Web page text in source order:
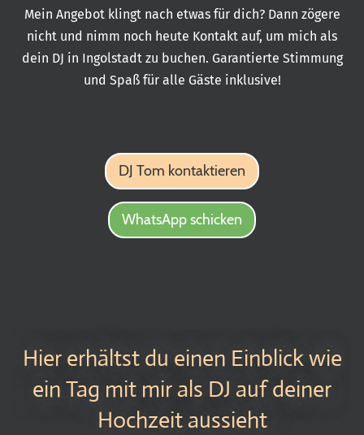
Mein Angebot klingt nach etwas für dich? Dann zögere
nicht und nimm noch heute Kontakt auf, um mich als
dein DJ in Ingolstadt zu buchen. Garantierte Stimmung
und Spaß für alle Gäste inklusive!
DJ Tom kontaktieren
WhatsApp schicken
Hier erhältst du einen Einblick wie
ein Tag mit mir als DJ auf deiner
Hochzeit aussieht